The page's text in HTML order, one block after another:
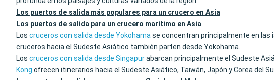
Los puertos de salida más populares para un crucero en Asia
Los puertos de salida para un crucero marítimo en Asia
Los cruceros con salida desde Yokohama se concentran principalmente en las
cruceros hacia el Sudeste Asiático también parten desde Yokohama.
Los cruceros con salida desde Singapurabarcan principalmente el Sudeste
Kong ofrecen itinerarios hacia el Sudeste Asiático, Taiwán, Japón y Corea del